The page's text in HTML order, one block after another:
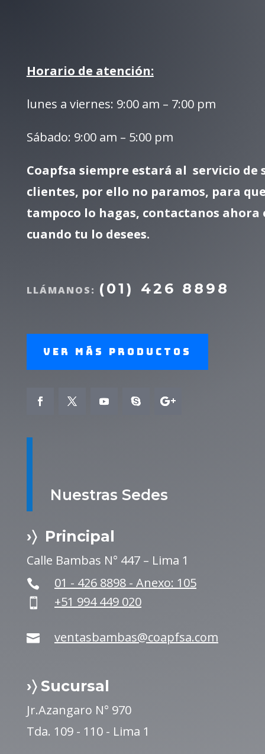
Horario de atención:
lunes a viernes: 9:00 am – 7:00 pm
Sábado: 9:00 am – 5:00 pm
Coapfsa siempre estará al servicio de
clientes, por ello no paramos, para
tampoco lo hagas, contactanos ahora
cuando tu lo desees.
LLÁMANOS: (01) 426 8898
Ver más productos
Nuestras Sedes
›〉 Principal
Calle Bambas N° 447 – Lima 1
 01 - 426 8898 - Anexo: 105
 +51 994 449 020
 ventasbambas@coapfsa.com
›〉 Sucursal
Jr.Azangaro N° 970
Tda. 109 - 110 - Lima 1